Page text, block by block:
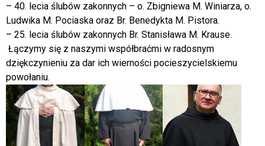
– 40. lecia ślubów zakonnych – o. Zbigniewa M. Winiarza, o.
Ludwika M. Pociaska oraz Br. Benedykta M. Pistora.
– 25. lecia ślubów zakonnych Br. Stanisława M. Krause.
Łączymy się z naszymi współbraćmi w radosnym
dziękczynieniu za dar ich wierności pocieszycielskiemu
powołaniu.